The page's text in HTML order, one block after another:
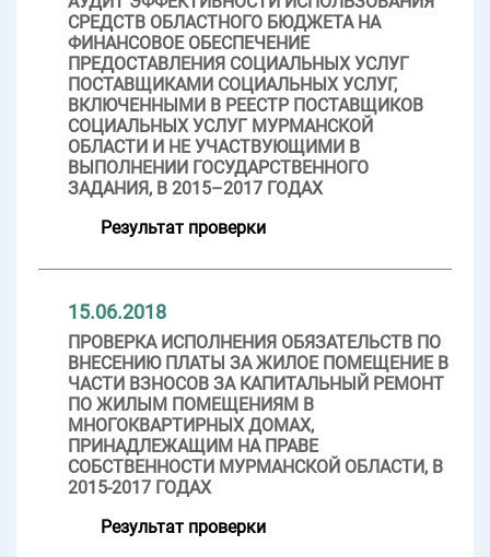
СРЕДСТВ ОБЛАСТНОГО БЮДЖЕТА НА
ФИНАНСОВОЕ ОБЕСПЕЧЕНИЕ
ПРЕДОСТАВЛЕНИЯ СОЦИАЛЬНЫХ УСЛУГ
ПОСТАВЩИКАМИ СОЦИАЛЬНЫХ УСЛУГ,
ВКЛЮЧЕННЫМИ В РЕЕСТР ПОСТАВЩИКОВ
СОЦИАЛЬНЫХ УСЛУГ МУРМАНСКОЙ
ОБЛАСТИ И НЕ УЧАСТВУЮЩИМИ В
ВЫПОЛНЕНИИ ГОСУДАРСТВЕННОГО
ЗАДАНИЯ, В 2015–2017 ГОДАХ
Результат проверки
15.06.2018
ПРОВЕРКА ИСПОЛНЕНИЯ ОБЯЗАТЕЛЬСТВ ПО
ВНЕСЕНИЮ ПЛАТЫ ЗА ЖИЛОЕ ПОМЕЩЕНИЕ В
ЧАСТИ ВЗНОСОВ ЗА КАПИТАЛЬНЫЙ РЕМОНТ
ПО ЖИЛЫМ ПОМЕЩЕНИЯМ В
МНОГОКВАРТИРНЫХ ДОМАХ,
ПРИНАДЛЕЖАЩИМ НА ПРАВЕ
СОБСТВЕННОСТИ МУРМАНСКОЙ ОБЛАСТИ, В
2015-2017 ГОДАХ
Результат проверки